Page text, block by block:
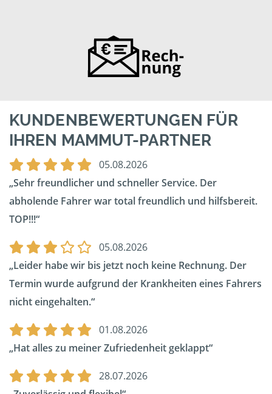
KUNDENBEWERTUNGEN FÜR
IHREN MAMMUT-PARTNER
05.08.2026
Sehr freundlicher und schneller Service. Der
abholende Fahrer war total freundlich und hilfsbereit.
TOP!!!
05.08.2026
Leider habe wir bis jetzt noch keine Rechnung. Der
Termin wurde aufgrund der Krankheiten eines Fahrers
nicht eingehalten.
01.08.2026
Hat alles zu meiner Zufriedenheit geklappt
28.07.2026